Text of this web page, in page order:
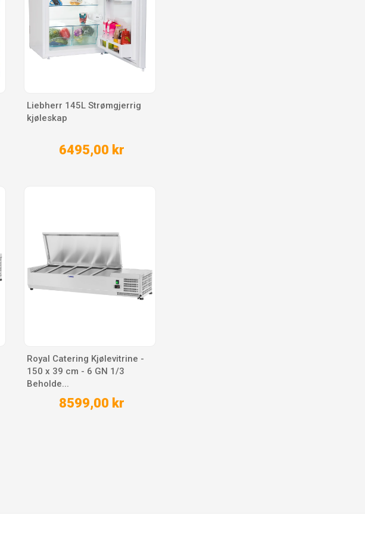
Liebherr 145L Strømgjerrig
kjøleskap
6495,00 kr
Royal Catering Kjølevitrine -
150 x 39 cm - 6 GN 1/3
Beholde...
8599,00 kr